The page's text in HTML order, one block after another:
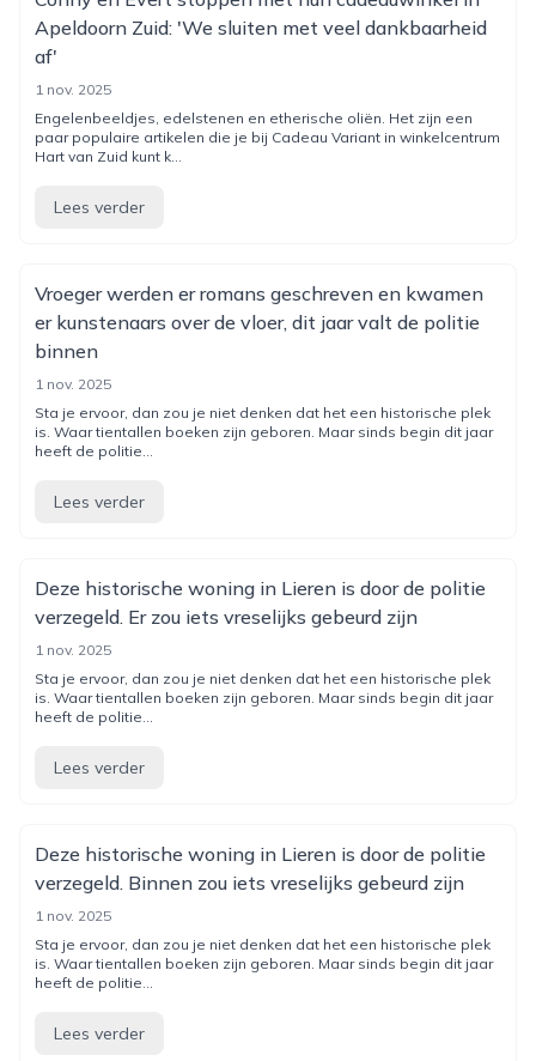
Apeldoorn Zuid: 'We sluiten met veel dankbaarheid
af'
1 nov. 2025
Engelenbeeldjes, edelstenen en etherische oliën. Het zijn een
paar populaire artikelen die je bij Cadeau Variant in winkelcentrum
Hart van Zuid kunt k...
Lees verder
Vroeger werden er romans geschreven en kwamen
er kunstenaars over de vloer, dit jaar valt de politie
binnen
1 nov. 2025
Sta je ervoor, dan zou je niet denken dat het een historische plek
is. Waar tientallen boeken zijn geboren. Maar sinds begin dit jaar
heeft de politie...
Lees verder
Deze historische woning in Lieren is door de politie
verzegeld. Er zou iets vreselijks gebeurd zijn
1 nov. 2025
Sta je ervoor, dan zou je niet denken dat het een historische plek
is. Waar tientallen boeken zijn geboren. Maar sinds begin dit jaar
heeft de politie...
Lees verder
Deze historische woning in Lieren is door de politie
verzegeld. Binnen zou iets vreselijks gebeurd zijn
1 nov. 2025
Sta je ervoor, dan zou je niet denken dat het een historische plek
is. Waar tientallen boeken zijn geboren. Maar sinds begin dit jaar
heeft de politie...
Lees verder